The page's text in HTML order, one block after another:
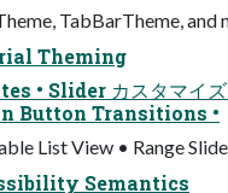
TabBarTheme, and
Theming
• Slider カスタマイ
Button Transitions •
List View • Range
Semantics